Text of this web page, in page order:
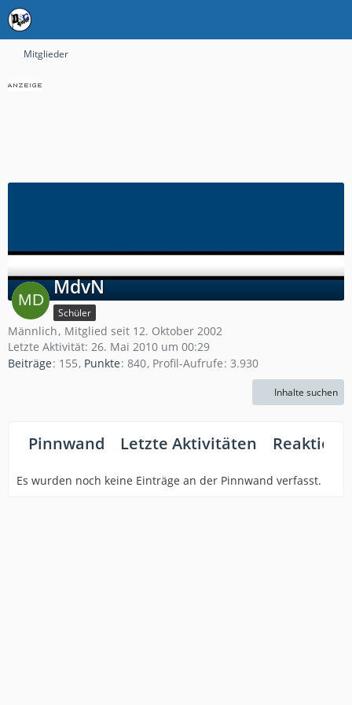
Mitglieder
MdvN
Schüler
Männlich Mitglied seit 12. Oktober 2002
Letzte Aktivität: 26. Mai 2010 um 00:29
Beiträge 155 Punkte 840 Profil-Aufrufe 3.930
Inhalte suchen
Pinnwand Letzte Aktivitäten
Es wurden noch keine Einträge an der Pinnwand verfasst.